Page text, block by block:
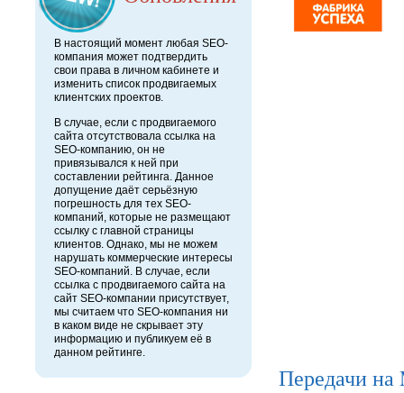
В настоящий момент любая SEO-
компания может подтвердить
свои права в личном кабинете и
изменить список продвигаемых
клиентских проектов.
В случае, если с продвигаемого
сайта отсутствовала ссылка на
SEO-компанию, он не
привязывался к ней при
составлении рейтинга. Данное
допущение даёт серьёзную
погрешность для тех SEO-
компаний, которые не размещают
ссылку с главной страницы
клиентов. Однако, мы не можем
нарушать коммерческие интересы
SEO-компаний. В случае, если
ссылка с продвигаемого сайта на
сайт SEO-компании присутствует,
мы считаем что SEO-компания ни
в каком виде не скрывает эту
информацию и публикуем её в
данном рейтинге.
Передачи на